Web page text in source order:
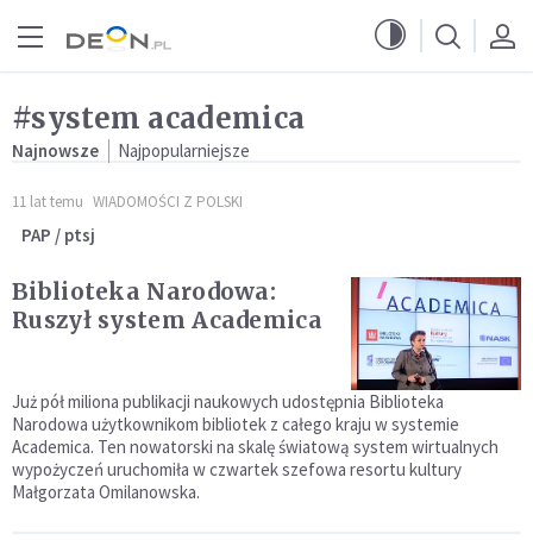
#system academica
Najnowsze Najpopularniejsze
11 lat temu WIADOMOŚCI Z POLSKI
PAP / ptsj
Biblioteka Narodowa:
Ruszył system Academica
Już pół miliona publikacji naukowych udostępnia Biblioteka
Narodowa użytkownikom bibliotek z całego kraju w systemie
Academica. Ten nowatorski na skalę światową system wirtualnych
wypożyczeń uruchomiła w czwartek szefowa resortu kultury
Małgorzata Omilanowska.